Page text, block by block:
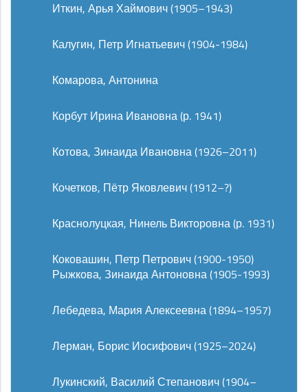
Иткин, Арья Хаймович (1905–1943)
Калугин, Петр Игнатьевич (1904-1984)
Комарова, Антонина
Корбут Ирина Ивановна (р. 1941)
Котова, Зинаида Ивановна (1926–2011)
Кочетков, Пётр Яковлевич (1912–?)
Краснолуцкая, Нинель Викторовна (р. 1931)
Коковашин, Петр Петрович (1900-1950)
Рыжкова, Зинаида Антоновна (1905-1993)
Лебедева, Мария Алексеевна (1894–1957)
Лерман, Борис Иосифович (1925–2024)
Лукинский, Василий Степанович (1904–